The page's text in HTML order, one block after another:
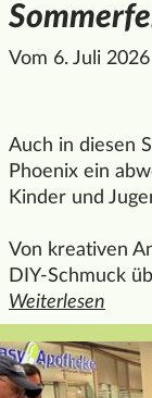
Vom 6. Juli 2026
Auch in diesen
Phoenix ein
Kinder und
Von kreativen
DIY-Schmuck
Weiterlesen
den ganzen